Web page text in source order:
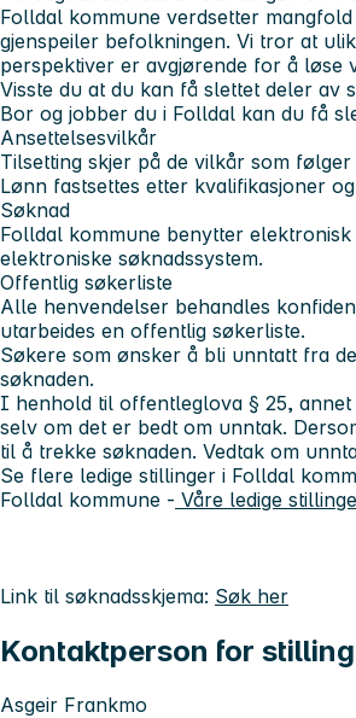
Folldal kommune verdsetter
gjenspeiler befolkningen. Vi tror at
perspektiver er avgjørende for å løse
Visste du at du kan få slettet deler av
Bor og jobber du i Folldal kan du få
Ansettelsesvilkår
Tilsetting skjer på de vilkår som
Lønn fastsettes etter kvalifikasjoner
Søknad
Folldal kommune benytter
elektroniske søknadssystem.
Offentlig søkerliste
Alle henvendelser behandles
utarbeides en offentlig søkerliste.
Søkere som ønsker å bli unntatt fra
søknaden.
I henhold til offentleglova § 25,
selv om det er bedt om unntak.
til å trekke søknaden. Vedtak om
Se flere ledige stillinger i Folldal
Folldal kommune - Våre ledige
Link til søknadsskjema: Søk her
Kontaktperson for
Asgeir Frankmo